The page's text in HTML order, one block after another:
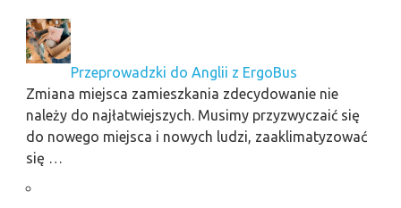
Przeprowadzki do Anglii z ErgoBus
Zmiana miejsca zamieszkania zdecydowanie nie
należy do najłatwiejszych. Musimy przyzwyczaić się
do nowego miejsca i nowych ludzi, zaaklimatyzować
się …